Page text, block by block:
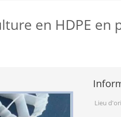
en HDPE en
Lieu